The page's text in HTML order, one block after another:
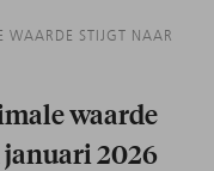
WAARDE STIJGT NAAR
waarde
januari 2026